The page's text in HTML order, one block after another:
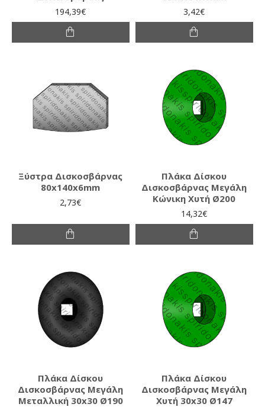
194,39€ 3,42€
Ξύστρα Δισκοσβάρνας
80x140x6mm
2,73€
Πλάκα Δίσκου
Δισκοσβάρνας Μεγάλη
Κώνικη Χυτή Ø200
14,32€
Πλάκα Δίσκου
Δισκοσβάρνας Μεγάλη
Μεταλλική 30x30 Ø190
Πλάκα Δίσκου
Δισκοσβάρνας Μεγάλη
Χυτή 30x30 Ø147